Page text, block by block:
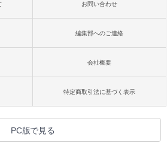
お問い合わせ
編集部へのご連絡
会社概要
特定商取引法に基づく表示
PC版で見る